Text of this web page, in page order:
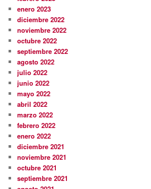
enero 2023
diciembre 2022
noviembre 2022
octubre 2022
septiembre 2022
agosto 2022
julio 2022
junio 2022
mayo 2022
abril 2022
marzo 2022
febrero 2022
enero 2022
diciembre 2021
noviembre 2021
octubre 2021
septiembre 2021